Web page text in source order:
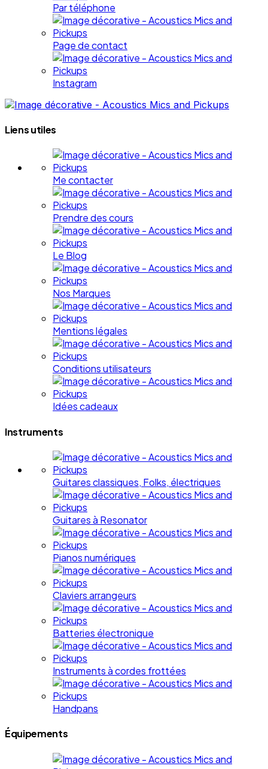
Par téléphone
Page de contact
Instagram
Liens utiles
Me contacter
Prendre des cours
Le Blog
Nos Marques
Mentions légales
Conditions utilisateurs
Idées cadeaux
Instruments
Guitares classiques, Folks, électriques
Guitares à Resonator
Pianos numériques
Claviers arrangeurs
Batteries électronique
Instruments à cordes frottées
Handpans
Équipements